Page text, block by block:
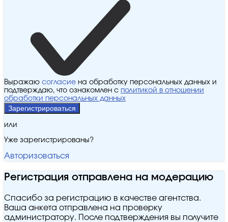
Выражаю согласие на обработку персональных данных и
подтверждаю, что ознакомлен с политикой в отношении
обработки персональных данных
Зарегистрироваться
или
Уже зарегистрированы?
Авторизоваться
Регистрация отправлена на модерацию
Спасибо за регистрацию в качестве агентства.
Ваша анкета отправлена на проверку
администратору. После подтверждения вы получите